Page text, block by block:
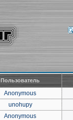
Пользователь
Anonymous
unohupy
Anonymous